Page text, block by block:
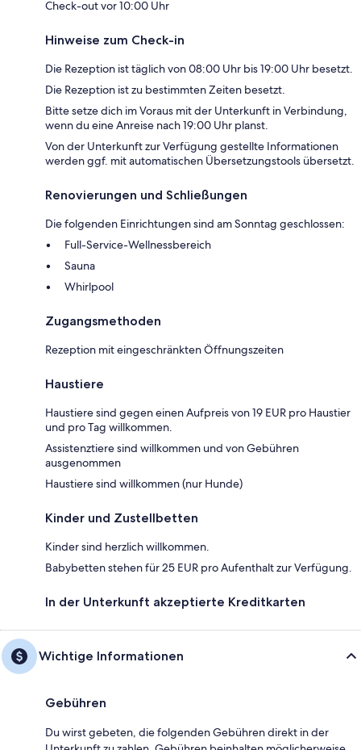
Check-out vor 10:00 Uhr
Hinweise zum Check-in
Die Rezeption ist täglich von 08:00 Uhr bis 19:00 Uhr besetzt.
Die Rezeption ist zu bestimmten Zeiten besetzt.
Bitte setze dich im Voraus mit der Unterkunft in Verbindung,
wenn du eine Anreise nach 19:00 Uhr planst.
Von der Unterkunft zur Verfügung gestellte Informationen
werden ggf. mit automatischen Übersetzungstools übersetzt.
Renovierungen und Schließungen
Die folgenden Einrichtungen sind am Sonntag geschlossen:
Full-Service-Wellnessbereich
Sauna
Whirlpool
Zugangsmethoden
Rezeption mit eingeschränkten Öffnungszeiten
Haustiere
Haustiere sind gegen einen Aufpreis von 19 EUR pro Haustier
und pro Tag willkommen.
Assistenztiere sind willkommen und von Gebühren
ausgenommen
Haustiere sind willkommen (nur Hunde)
Kinder und Zustellbetten
Kinder sind herzlich willkommen.
Babybetten stehen für 25 EUR pro Aufenthalt zur Verfügung.
In der Unterkunft akzeptierte Kreditkarten
Wichtige Informationen
Gebühren
Du wirst gebeten, die folgenden Gebühren direkt in der